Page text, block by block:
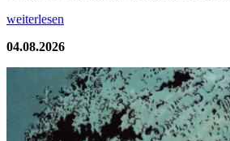
weiterlesen
04.08.2026